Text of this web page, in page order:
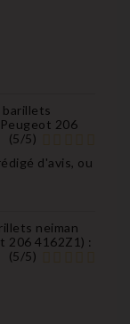
barillets
206
(5/5)
d'avis, ou
neiman
206 4162Z1) :
(5/5)